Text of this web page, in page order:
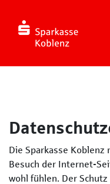
Die Sparkasse Koblenz
Besuch der Internet-
wohl fühlen. Der